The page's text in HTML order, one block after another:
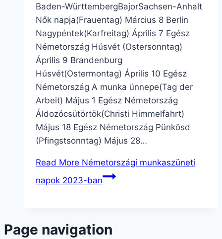
Baden-WürttembergBajorSachsen-Anhalt
Nők napja(Frauentag) Március 8 Berlin
Nagypéntek(Karfreitag) Április 7 Egész
Németország Húsvét (Ostersonntag)
Április 9 Brandenburg
Húsvét(Ostermontag) Április 10 Egész
Németország A munka ünnepe(Tag der
Arbeit) Május 1 Egész Németország
Áldozócsütörtök(Christi Himmelfahrt)
Május 18 Egész Németország Pünkösd
(Pfingstsonntag) Május 28…
Read More Németországi munkaszüneti
napok 2023-ban
Page navigation